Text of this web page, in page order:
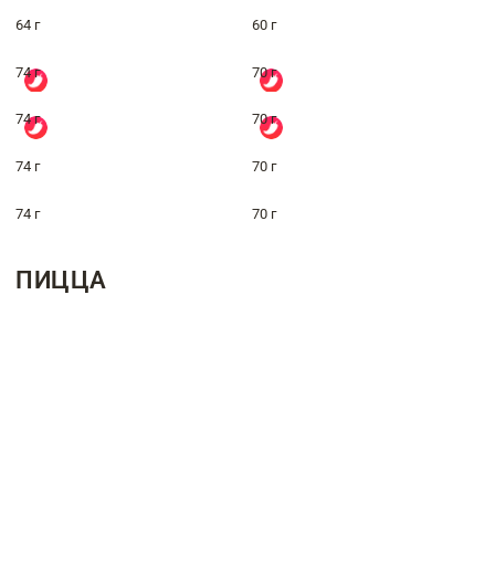
64 г 60 г
74 г 70 г
74 г 70 г
74 г 70 г
74 г 70 г
ПИЦЦА